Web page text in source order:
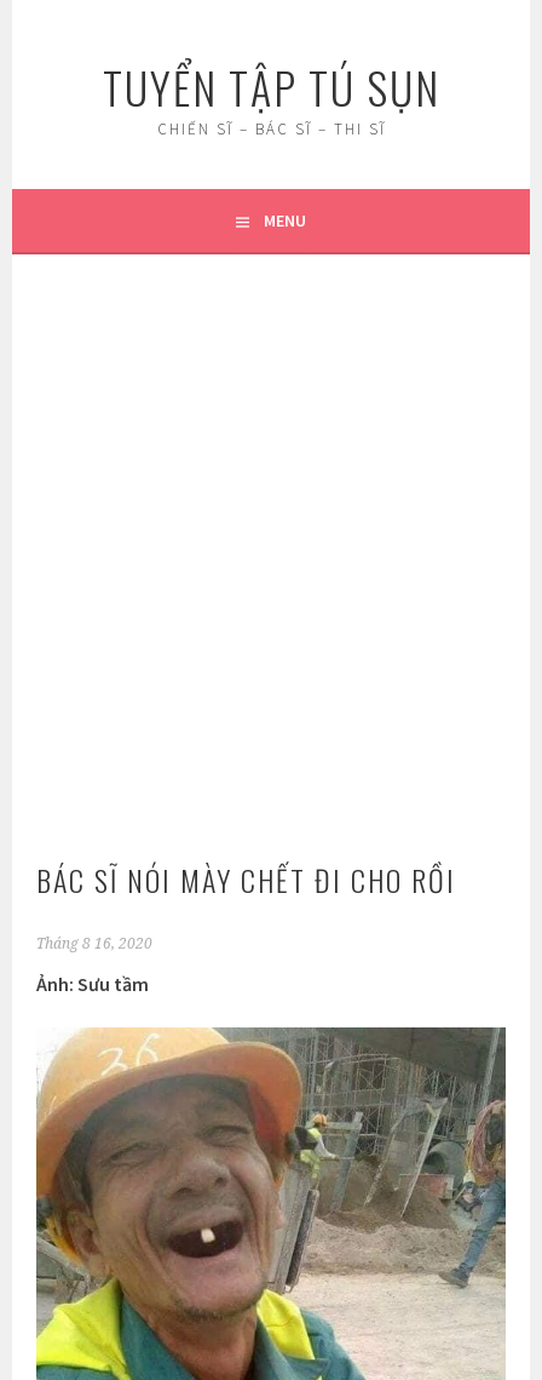
TUYỂN TẬP TÚ SỤN
CHIẾN SĨ – BÁC SĨ – THI SĨ
MENU
BÁC SĨ NÓI MÀY CHẾT ĐI CHO RỒI
Tháng 8 16, 2020
Ảnh: Sưu tầm